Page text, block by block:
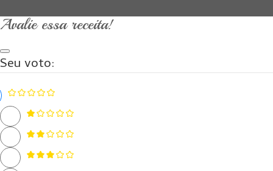
Avalie essa receita!
Seu voto: